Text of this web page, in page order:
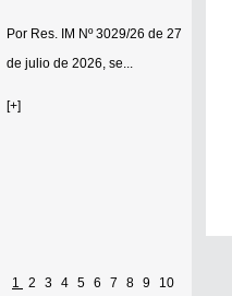
Por Res. IM Nº 3029/26 de 27
de julio de 2026, se...
[+]
1 2 3 4 5 6 7 8 9 10